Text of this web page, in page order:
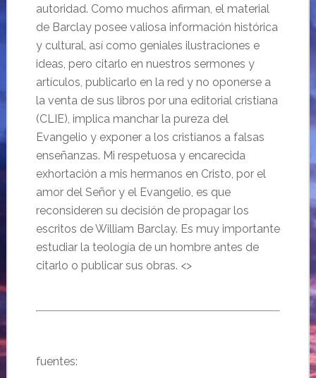
autoridad. Como muchos afirman, el material
de Barclay posee valiosa información histórica
y cultural, así como geniales ilustraciones e
ideas, pero citarlo en nuestros sermones y
artículos, publicarlo en la red y no oponerse a
la venta de sus libros por una editorial cristiana
(CLIE), implica manchar la pureza del
Evangelio y exponer a los cristianos a falsas
enseñanzas. Mi respetuosa y encarecida
exhortación a mis hermanos en Cristo, por el
amor del Señor y el Evangelio, es que
reconsideren su decisión de propagar los
escritos de William Barclay. Es muy importante
estudiar la teología de un hombre antes de
citarlo o publicar sus obras. <>
fuentes: